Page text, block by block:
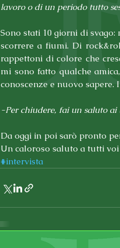
lavoro o di un periodo tutto
Sono stati 10 giorni di
scorrere a fiumi. Di
rappettoni di colore che
mi sono fatto qualche
conoscenze e nuovo sapere.
-Per chiudere, fai un saluto ai
Da oggi in poi sarò pronto
Un caloroso saluto a tutti
#intervista